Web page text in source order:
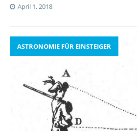
April 1, 2018
ASTRONOMIE FÜR EINSTEIGER